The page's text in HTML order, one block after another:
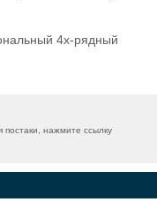
4х-рядный
нажмите ссылку